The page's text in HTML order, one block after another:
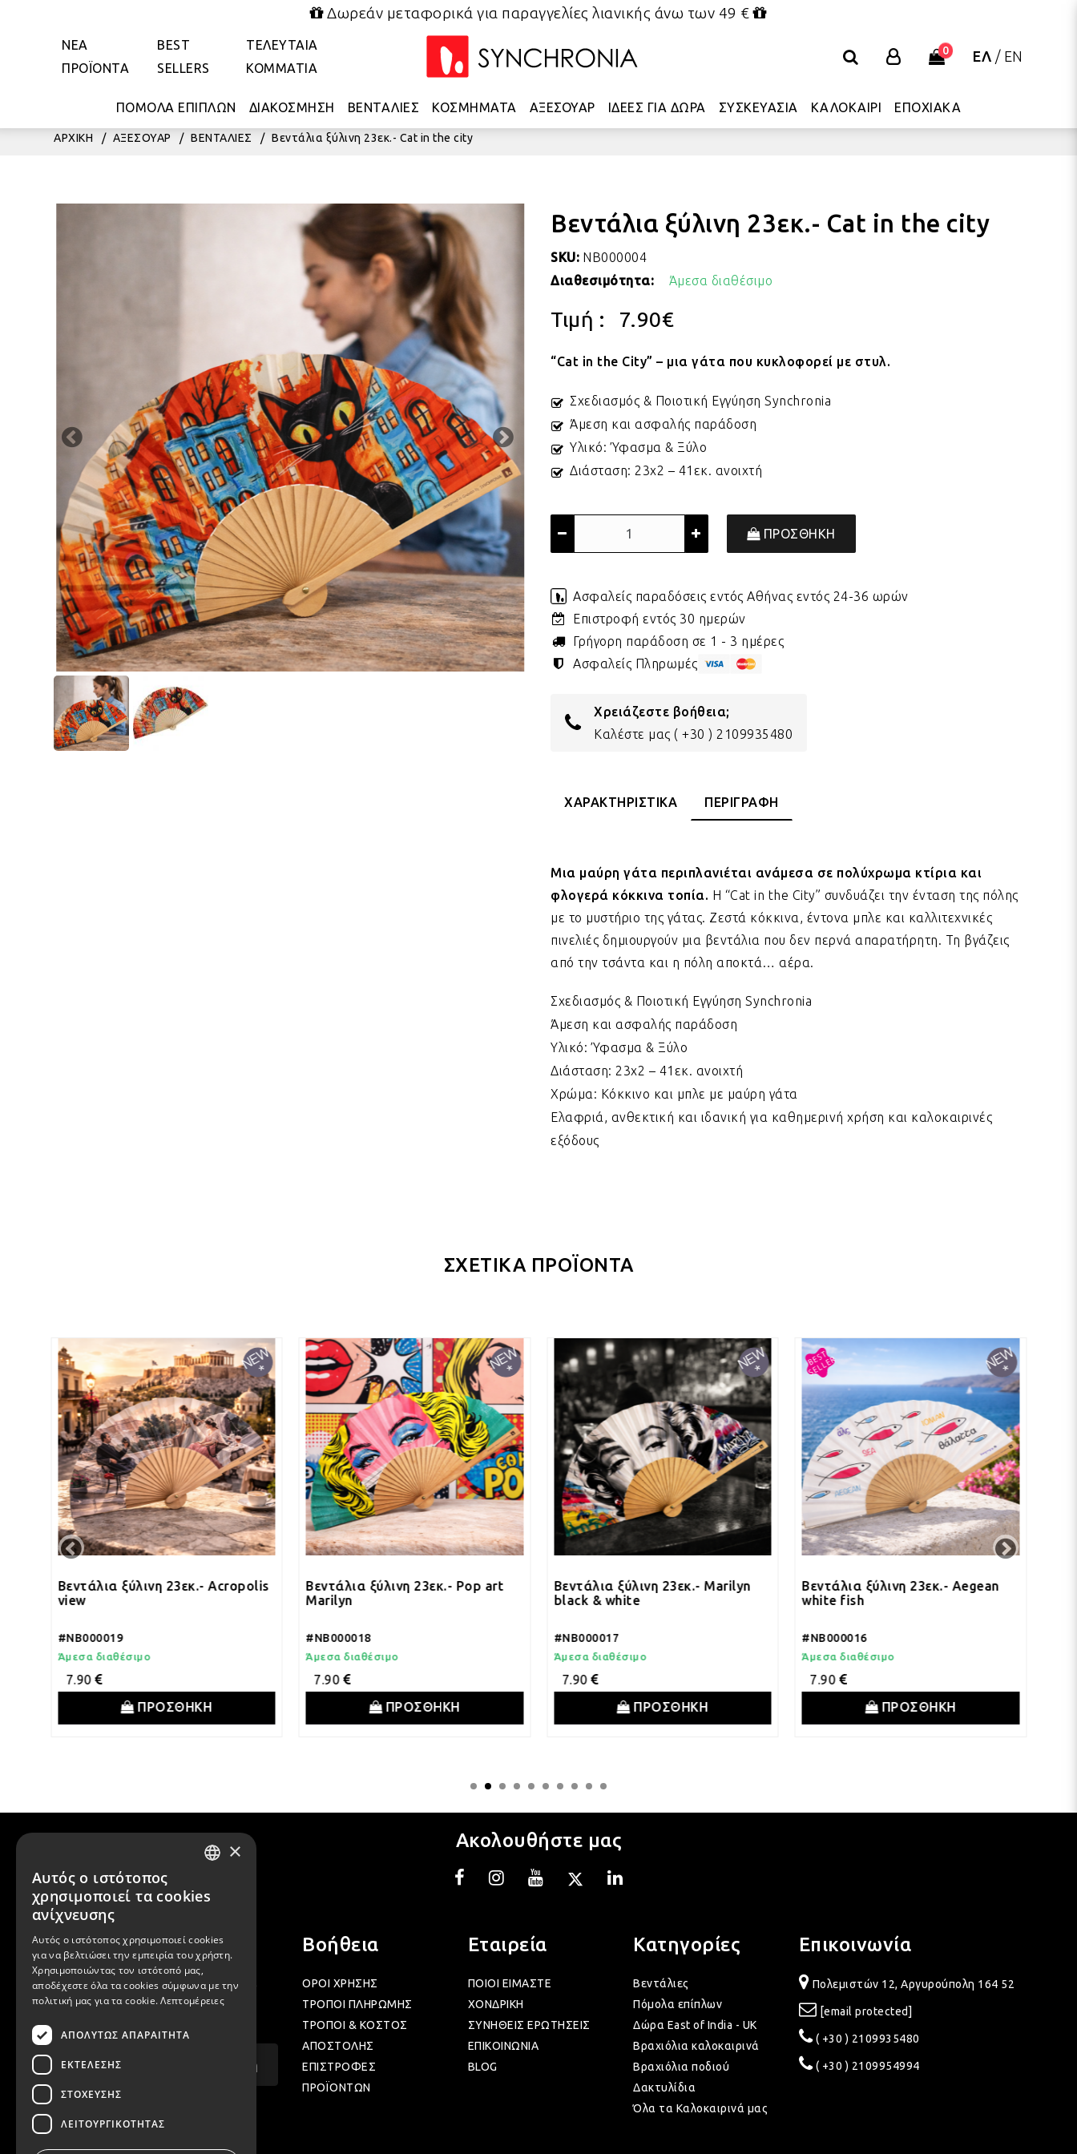
Δωρεάν μεταφορικά για παραγγελίες λιανικής άνω των 49 €
ΝΕΑ
ΠΡΟΪΟΝΤΑ
BEST
SELLERS
ΤΕΛΕΥΤΑΙΑ
ΚΟΜΜΑΤΙΑ
0 ΕΛ / EN
ΠΟΜΟΛΑ ΕΠΙΠΛΩΝ ΔΙΑΚΟΣΜΗΣΗ ΒΕΝΤΑΛΙΕΣ ΚΟΣΜΗΜΑΤΑ ΑΞΕΣΟΥΑΡ ΙΔΕΕΣ ΓΙΑ ΔΩΡΑ ΣΥΣΚΕΥΑΣΙΑ ΚΑΛΟΚΑΙΡΙ ΕΠΟΧΙΑΚΑ
ΑΡΧΙΚΗ / ΑΞΕΣΟΥΑΡ / ΒΕΝΤΑΛΙΕΣ / Βεντάλια ξύλινη 23εκ.- Cat in the city
Βεντάλια ξύλινη 23εκ.- Cat in the city
SKU: NB000004
Διαθεσιμότητα:
Άμεσα διαθέσιμο
Τιμή : 7.90€
“Cat in the City” – μια γάτα που κυκλοφορεί με στυλ.
Σχεδιασμός & Ποιοτική Εγγύηση Synchronia
Άμεση και ασφαλής παράδοση
Υλικό: Ύφασμα & Ξύλο
Διάσταση: 23x2 – 41εκ. ανοιχτή
ΠΡΟΣΘΗΚΗ
Ασφαλείς παραδόσεις εντός Αθήνας εντός 24-36 ωρών
Επιστροφή εντός 30 ημερών
Γρήγορη παράδοση σε 1 - 3 ημέρες
Ασφαλείς Πληρωμές
Χρειάζεστε βοήθεια;
Καλέστε μας ( +30 ) 2109935480
ΧΑΡΑΚΤΗΡΙΣΤΙΚΑ ΠΕΡΙΓΡΑΦΗ
Μια μαύρη γάτα περιπλανιέται ανάμεσα σε πολύχρωμα κτίρια και
φλογερά κόκκινα τοπία. Η “Cat in the City” συνδυάζει την ένταση της πόλης
με το μυστήριο της γάτας. Ζεστά κόκκινα, έντονα μπλε και καλλιτεχνικές
πινελιές δημιουργούν μια βεντάλια που δεν περνά απαρατήρητη. Τη βγάζεις
από την τσάντα και η πόλη αποκτά… αέρα.
Σχεδιασμός & Ποιοτική Εγγύηση Synchronia
Άμεση και ασφαλής παράδοση
Υλικό: Ύφασμα & Ξύλο
Διάσταση: 23x2 – 41εκ. ανοιχτή
Χρώμα: Κόκκινο και μπλε με μαύρη γάτα
Ελαφριά, ανθεκτική και ιδανική για καθημερινή χρήση και καλοκαιρινές
εξόδους
ΣΧΕΤΙΚΑ ΠΡΟΪΟΝΤΑ
ξύλινη 23εκ.- Acropolis
Βεντάλια ξύλινη 23εκ.- Pop art
Βεντάλια ξύλινη 23εκ.- Marilyn
Βεντάλια ξύλινη 23εκ.- Aegean
Βεντάλια ξύλινη
Ακολουθήστε μας
Newsletter
Γραφτείτε στα newsletter μας για να
μαθαίνετε προσφορές και νέα μας.
Εγγραφή
Βοήθεια
ΟΡΟΙ ΧΡΗΣΗΣ
ΤΡΟΠΟΙ ΠΛΗΡΩΜΗΣ
ΤΡΟΠΟΙ & ΚΟΣΤΟΣ
ΑΠΟΣΤΟΛΗΣ
ΕΠΙΣΤΡΟΦΕΣ
ΠΡΟΪΟΝΤΩΝ
Εταιρεία
ΠΟΙΟΙ ΕΙΜΑΣΤΕ
ΧΟΝΔΡΙΚΗ
ΣΥΝΗΘΕΙΣ ΕΡΩΤΗΣΕΙΣ
ΕΠΙΚΟΙΝΩΝΙΑ
BLOG
Κατηγορίες
Βεντάλιες
Πόμολα επίπλων
Δώρα East of India - UK
Βραχιόλια καλοκαιρινά
Βραχιόλια ποδιού
Δακτυλίδια
Όλα τα Καλοκαιρινά μας
Επικοινωνία
Πολεμιστών 12, Αργυρούπολη 164 52
[email protected]
( +30 ) 2109935480
( +30 ) 2109954994
×
Αυτός ο ιστότοπος
χρησιμοποιεί τα cookies
ανίχνευσης
Αυτός ο ιστότοπος χρησιμοποιεί cookies
για να βελτιώσει την εμπειρία του χρήστη.
Χρησιμοποιώντας τον ιστότοπό μας,
αποδέχεστε όλα τα cookies σύμφωνα με την
πολιτική μας για τα cookie. Λεπτομέρειες
ΑΠΟΛΎΤΩΣ ΑΠΑΡΑΊΤΗΤΑ
ΕΚΤΈΛΕΣΗΣ
ΣΤΌΧΕΥΣΗΣ
ΛΕΙΤΟΥΡΓΙΚΌΤΗΤΑΣ